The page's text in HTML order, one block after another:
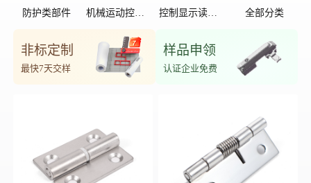
防护类部件
机械运动控制
控制显示读数
全部分类
非标定制
最快7天交样
样品申领
认证企业免费